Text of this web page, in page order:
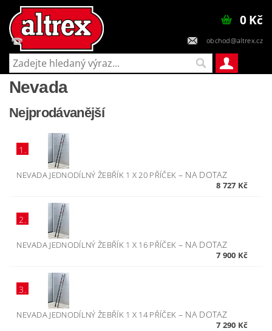
obchod@altrex.cz
0 Kč
Nevada
Nejprodávanější
1.
NEVADA JEDNODÍLNÝ ŽEBŘÍK 1 X 20 PŘÍČEK – NA DOTAZ
8 727 Kč
2.
NEVADA JEDNODÍLNÝ ŽEBŘÍK 1 X 16 PŘÍČEK – NA DOTAZ
7 900 Kč
3.
NEVADA JEDNODÍLNÝ ŽEBŘÍK 1 X 14 PŘÍČEK – NA DOTAZ
7 290 Kč